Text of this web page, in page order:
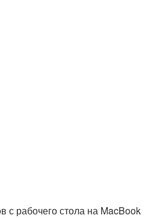
с рабочего стола на MacBook